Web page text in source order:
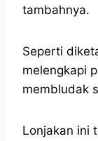
tambahnya.
Seperti
melengkapi
membludak
Lonjakan ini